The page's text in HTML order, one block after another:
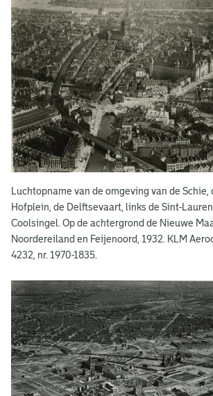
t
a
d
s
b
e
e
l
d
e
n
Luchtopname van de omgeving van de Schie,
Hofplein, de Delftsevaart, links de Sint-
Coolsingel. Op de achtergrond de Nieuwe
Noordereiland en Feijenoord, 1932. KLM
4232, nr. 1970-1835.